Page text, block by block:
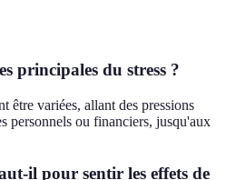
principales du stress ?
être variées, allant des pressions
personnels ou financiers, jusqu'aux
il pour sentir les effets de